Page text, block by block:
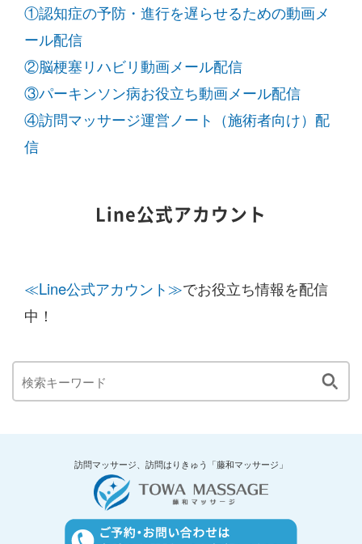
①認知症の予防・進行を遅らせるための動画メ
ール配信
②脳梗塞リハビリ動画メール配信
③パーキンソン病お役立ち動画メール配信
④訪問マッサージ運営ノート（施術者向け）配
信
Line公式アカウント
≪Line公式アカウント≫でお役立ち情報を配信
中！
訪問マッサージ、訪問はりきゅう「藤和マッサージ」